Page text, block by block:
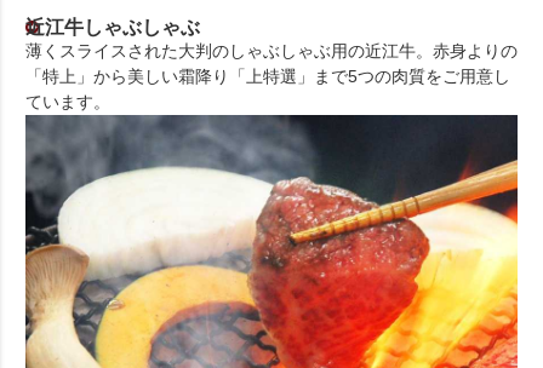
近江牛しゃぶしゃぶ
薄くスライスされた大判のしゃぶしゃぶ用の近江牛。赤身よりの
「特上」から美しい霜降り「上特選」まで5つの肉質をご用意し
ています。